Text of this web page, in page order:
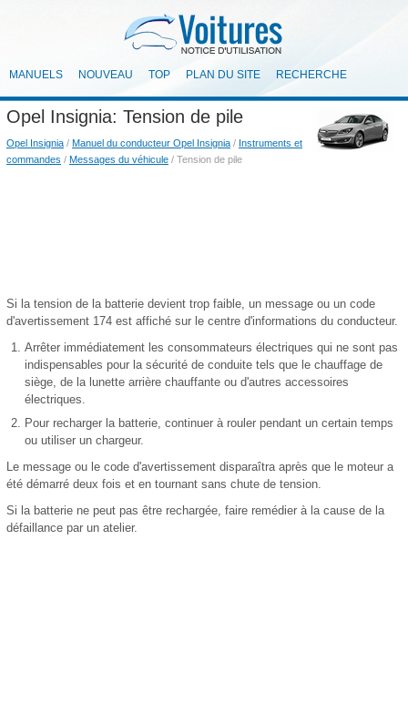
MANUELS NOUVEAU TOP PLAN DU SITE RECHERCHE
Opel Insignia: Tension de pile
Opel Insignia / Manuel du conducteur Opel Insignia / Instruments et
commandes / Messages du véhicule / Tension de pile
Si la tension de la batterie devient trop faible, un message ou un code
d'avertissement 174 est affiché sur le centre d'informations du conducteur.
Arrêter immédiatement les consommateurs électriques qui ne sont pas
indispensables pour la sécurité de conduite tels que le chauffage de
siège, de la lunette arrière chauffante ou d'autres accessoires
électriques.
Pour recharger la batterie, continuer à rouler pendant un certain temps
ou utiliser un chargeur.
Le message ou le code d'avertissement disparaîtra après que le moteur a
été démarré deux fois et en tournant sans chute de tension.
Si la batterie ne peut pas être rechargée, faire remédier à la cause de la
défaillance par un atelier.